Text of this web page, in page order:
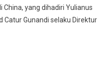
yang dihadiri Yulianus
Catur Gunandi selaku Direktur